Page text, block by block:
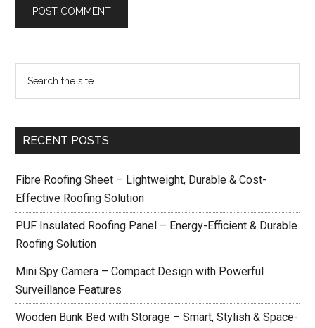
RECENT POSTS
Fibre Roofing Sheet – Lightweight, Durable & Cost-
Effective Roofing Solution
PUF Insulated Roofing Panel – Energy-Efficient & Durable
Roofing Solution
Mini Spy Camera – Compact Design with Powerful
Surveillance Features
Wooden Bunk Bed with Storage – Smart, Stylish & Space-